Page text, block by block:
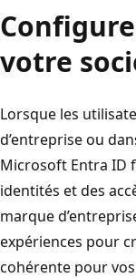
votre
Lorsque les
d’entreprise ou
Microsoft Entra ID
identités et des
marque
expériences pour
cohérente pour